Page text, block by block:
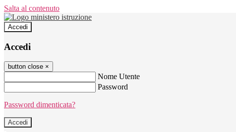
Salta al contenuto
Accedi
Accedi
button close ×
Nome Utente
Password
Password dimenticata?